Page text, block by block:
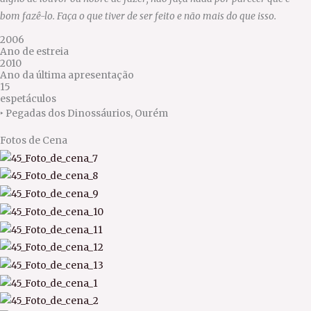
bom fazê-lo. Faça o que tiver de ser feito e não mais do que isso.
2006
Ano de estreia
2010
Ano da última apresentação
15
espetáculos
‣ Pegadas dos Dinossáurios, Ourém
Fotos de Cena